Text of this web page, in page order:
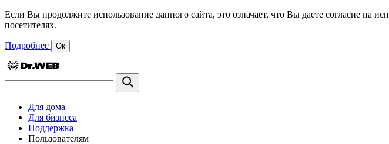
Если Вы продолжите использование данного сайта, это означает, что Вы даете согласие на
посетителях.
Подробнее Ок
Для дома
Для бизнеса
Поддержка
Пользователям